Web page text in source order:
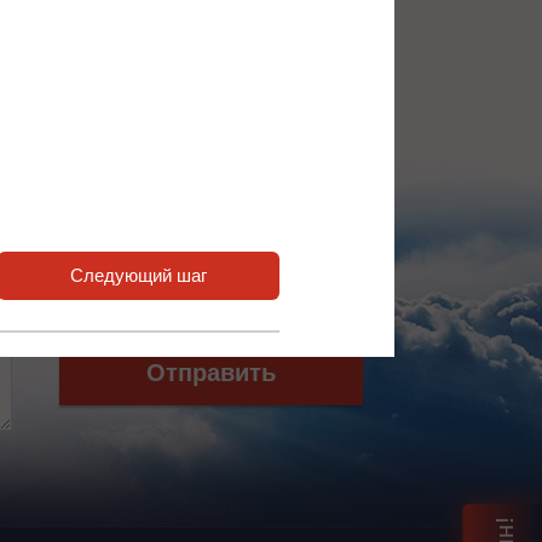
Я согласен сПолитикой хранения и
обработки персональных данных
Отправить
Следующий шаг